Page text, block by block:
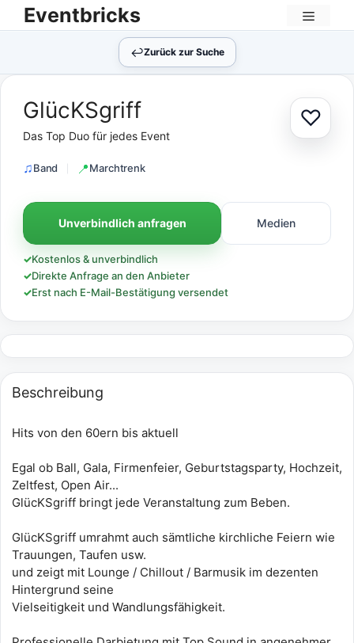
Zum
Inhalt
Eventbricks
Menü
↩︎Zurück zur Suche
♡Zur
GlücKSgriff
Das Top Duo für jedes Event
Band Marchtrenk
Unverbindlich anfragen Medien
✓Kostenlos & unverbindlich
✓Direkte Anfrage an den Anbieter
✓Erst nach E-Mail-Bestätigung versendet
Beschreibung
Hits von den 60ern bis aktuell
Egal ob Ball, Gala, Firmenfeier, Geburtstagsparty, Hochzeit,
Zeltfest, Open Air...
GlücKSgriff bringt jede Veranstaltung zum Beben.
GlücKSgriff umrahmt auch sämtliche kirchliche Feiern wie
Trauungen, Taufen usw.
und zeigt mit Lounge / Chillout / Barmusik im dezenten
Hintergrund seine
Vielseitigkeit und Wandlungsfähigkeit.